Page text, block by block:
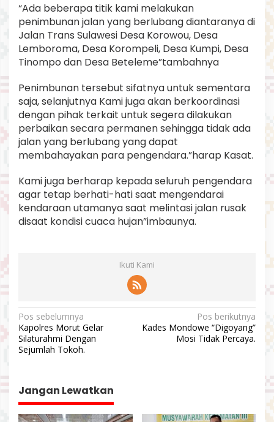
“Ada beberapa titik kami melakukan
penimbunan jalan yang berlubang diantaranya di
Jalan Trans Sulawesi Desa Korowou, Desa
Lemboroma, Desa Korompeli, Desa Kumpi, Desa
Tinompo dan Desa Beteleme”tambahnya
Penimbunan tersebut sifatnya untuk sementara
saja, selanjutnya Kami juga akan berkoordinasi
dengan pihak terkait untuk segera dilakukan
perbaikan secara permanen sehingga tidak ada
jalan yang berlubang yang dapat
membahayakan para pengendara.”harap Kasat.
Kami juga berharap kepada seluruh pengendara
agar tetap berhati-hati saat mengendarai
kendaraan utamanya saat melintasi jalan rusak
disaat kondisi cuaca hujan”imbaunya.
Ikuti Kami
N
a
v
g
a
Pos sebelumnya
Kapolres Morut Gelar
Silaturahmi Dengan
Sejumlah Tokoh.
Pos berikutnya
Kades Mondowe “Digoyang”
Mosi Tidak Percaya.
Jangan Lewatkan